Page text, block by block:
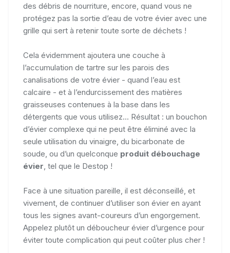
des débris de nourriture, encore, quand vous ne
protégez pas la sortie d’eau de votre évier avec une
grille qui sert à retenir toute sorte de déchets !
Cela évidemment ajoutera une couche à
l’accumulation de tartre sur les parois des
canalisations de votre évier - quand l’eau est
calcaire - et à l’endurcissement des matières
graisseuses contenues à la base dans les
détergents que vous utilisez... Résultat : un bouchon
d’évier complexe qui ne peut être éliminé avec la
seule utilisation du vinaigre, du bicarbonate de
soude, ou d’un quelconque produit débouchage
évier , tel que le Destop !
Face à une situation pareille, il est déconseillé, et
vivement, de continuer d’utiliser son évier en ayant
tous les signes avant-coureurs d’un engorgement.
Appelez plutôt un déboucheur évier d’urgence pour
éviter toute complication qui peut coûter plus cher !